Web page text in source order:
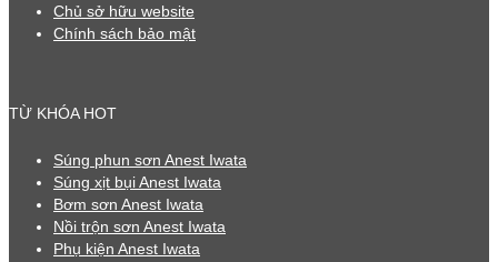
Chủ sở hữu website
Chính sách bảo mật
TỪ KHÓA HOT
Súng phun sơn Anest Iwata
Súng xịt bụi Anest Iwata
Bơm sơn Anest Iwata
Nồi trộn sơn Anest Iwata
Phụ kiện Anest Iwata